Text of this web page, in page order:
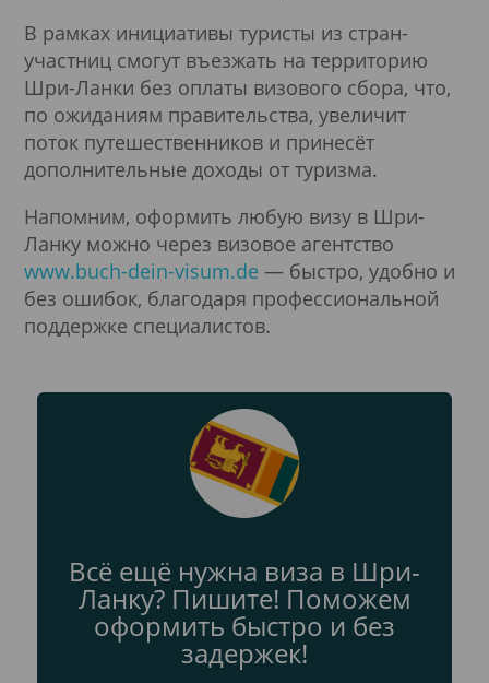
В рамках инициативы туристы из стран-
участниц смогут въезжать на территорию
Шри-Ланки без оплаты визового сбора, что,
по ожиданиям правительства, увеличит
поток путешественников и принесёт
дополнительные доходы от туризма.
Напомним, оформить любую визу в Шри-
Ланку можно через визовое агентство
www.buch-dein-visum.de — быстро, удобно и
без ошибок, благодаря профессиональной
поддержке специалистов.
Всё ещё нужна виза в Шри-
Ланку? Пишите! Поможем
оформить быстро и без
задержек!